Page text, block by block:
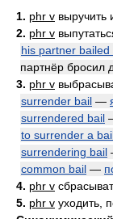
1. phr v выручить
2. phr v
his partner
партнёр бросил
3. phr v
surrender bail —
surrendered bail
to surrender a
surrendering bail
common bail —
4. phr v
5. phr v уходить,